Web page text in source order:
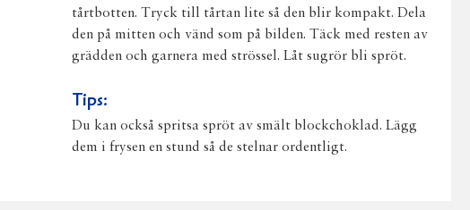
tårtbotten. Tryck till tårtan lite så den blir kompakt. Dela
den på mitten och vänd som på bilden. Täck med resten av
grädden och garnera med strössel. Låt sugrör bli spröt.
Tips:
Du kan också spritsa spröt av smält blockchoklad. Lägg
dem i frysen en stund så de stelnar ordentligt.